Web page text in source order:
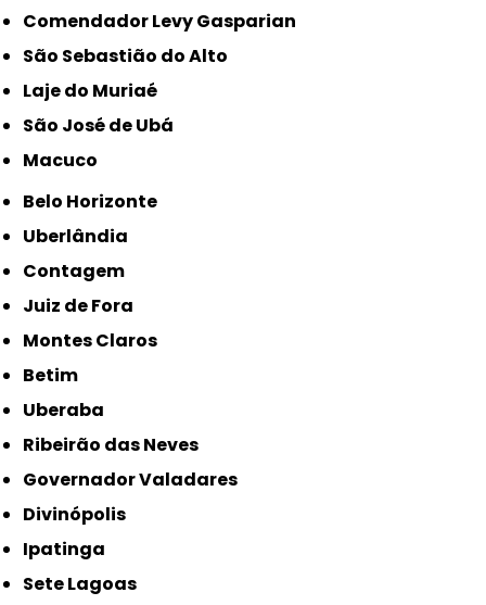
Comendador Levy Gasparian
São Sebastião do Alto
Laje do Muriaé
São José de Ubá
Macuco
Belo Horizonte
Uberlândia
Contagem
Juiz de Fora
Montes Claros
Betim
Uberaba
Ribeirão das Neves
Governador Valadares
Divinópolis
Ipatinga
Sete Lagoas